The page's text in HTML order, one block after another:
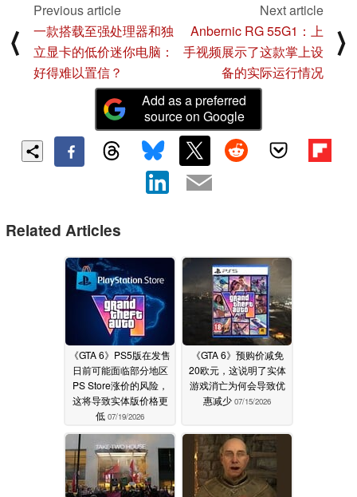
⟨
Previous article
一款搭载至强处理器和独
立显卡的低价迷你电脑：
好得难以置信？
Next article
Anbernic RG 55G1：上
手视频展示了这款掌上设
备的实际运行情况
⟩
Add as a preferred
source on Google
Related Articles
《GTA 6》PS5版在发售
日前可能面临部分地区
PS Store涨价的风险，
这将导致实体版价格更
低 07/19/2026
《GTA 6》预购价减免
20欧元，这说明了实体
游戏消亡为何会导致优
惠减少 07/15/2026